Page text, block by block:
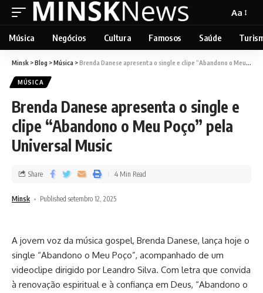
Aa
Música Negócios Cultura Famosos Saúde
Minsk >Blog >Música >Brenda Danese apresenta o single e clipe “Abandono o Meu Poço” pela Universal Music
MÚSICA
Brenda Danese apresenta o single e
clipe “Abandono o Meu Poço” pela
Universal Music
Minsk Published setembro 12, 2025
Share 4 Min Read
A jovem voz da música gospel, Brenda Danese, lança hoje o
single “Abandono o Meu Poço”, acompanhado de um
videoclipe dirigido por Leandro Silva. Com letra que convida
à renovação espiritual e à confiança em Deus, “Abandono o